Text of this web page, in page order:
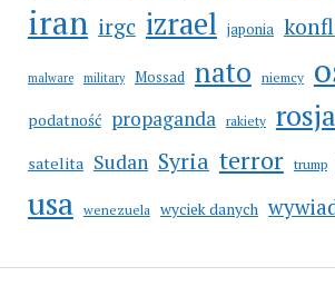
iran irgc izrael japonia
malware military Mossad nato niemcy
podatność propaganda rakiety rosja
satelita Sudan Syria terror trump
usa wenezuela wyciek danych